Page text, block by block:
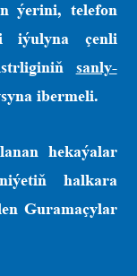
ýerini, telefon
iýulyna çenli
sanly-
ibermeli.
hekaýalar
halkara
Guramaçylar